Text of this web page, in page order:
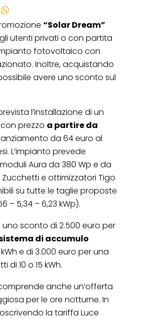
Email
“Solar Dream”
utenti privati o con partita
fotovoltaico con
Inoltre, acquistando
avere uno sconto sul
l’installazione di un
prezzo a partire da
da 64 euro al
L’impianto prevede
Aura da 380 Wp e da
Zucchetti e ottimizzatori Tigo
su tutte le taglie proposte
– 5,34 – 6,23 kWp).
uno sconto di 2.500 euro per
di accumulo
e di 3.000 euro per una
di 10 o 15 kWh.
anche un’offerta
per le ore notturne. In
la tariffa Luce